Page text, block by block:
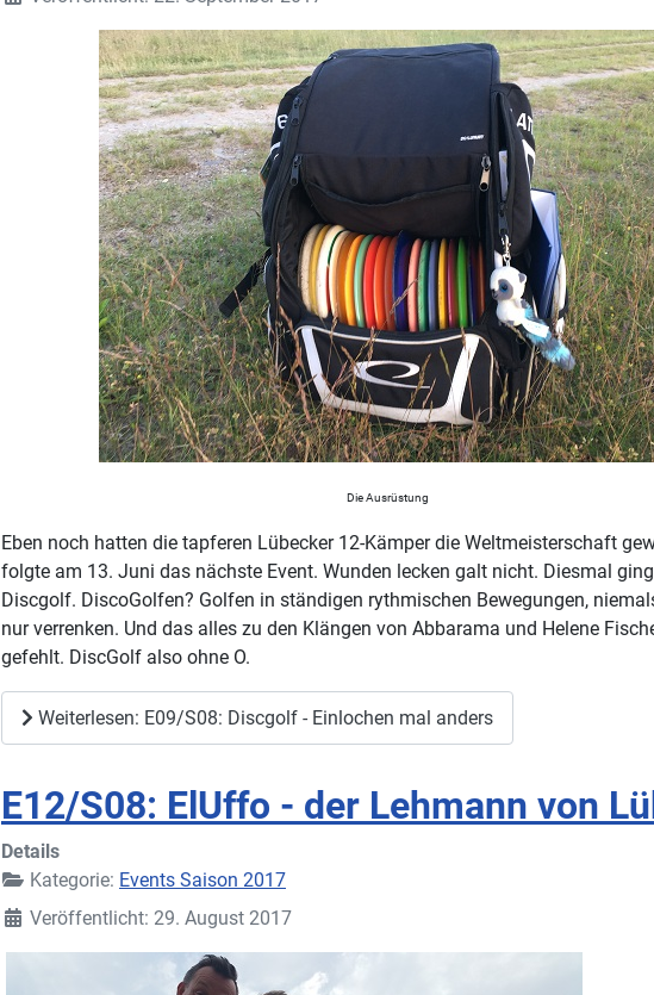
Die Ausrüstung
Eben noch hatten die tapferen Lübecker 12-Kämper die Weltmeisterschaft
folgte am 13. Juni das nächste Event. Wunden lecken galt nicht. Diesmal
Discgolf. DiscoGolfen? Golfen in ständigen rythmischen Bewegungen,
nur verrenken. Und das alles zu den Klängen von Abbarama und Helene
gefehlt. DiscGolf also ohne O.
Weiterlesen: E09/S08: Discgolf - Einlochen mal anders
E12/S08: ElUffo - der Lehmann von
Details
Kategorie: Events Saison 2017
Veröffentlicht: 29. August 2017